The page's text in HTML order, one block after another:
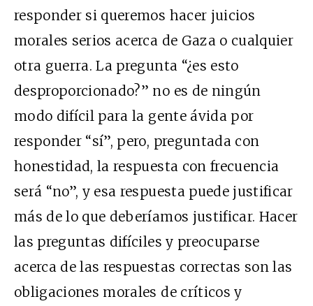
responder si queremos hacer juicios
morales serios acerca de Gaza o cualquier
otra guerra. La pregunta “¿es esto
desproporcionado?” no es de ningún
modo difícil para la gente ávida por
responder “sí”, pero, preguntada con
honestidad, la respuesta con frecuencia
será “no”, y esa respuesta puede justificar
más de lo que deberíamos justificar. Hacer
las preguntas difíciles y preocuparse
acerca de las respuestas correctas son las
obligaciones morales de críticos y